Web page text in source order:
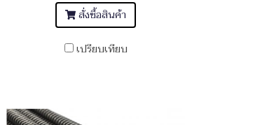
สั่งซื้อสินค้า
เปรียบเทียบ